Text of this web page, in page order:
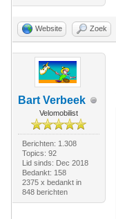
Website Zoek
Bart Verbeek
Velomobilist
Berichten: 1.308
Topics: 92
Lid sinds: Dec 2018
Bedankt: 158
2375 x bedankt in
848 berichten